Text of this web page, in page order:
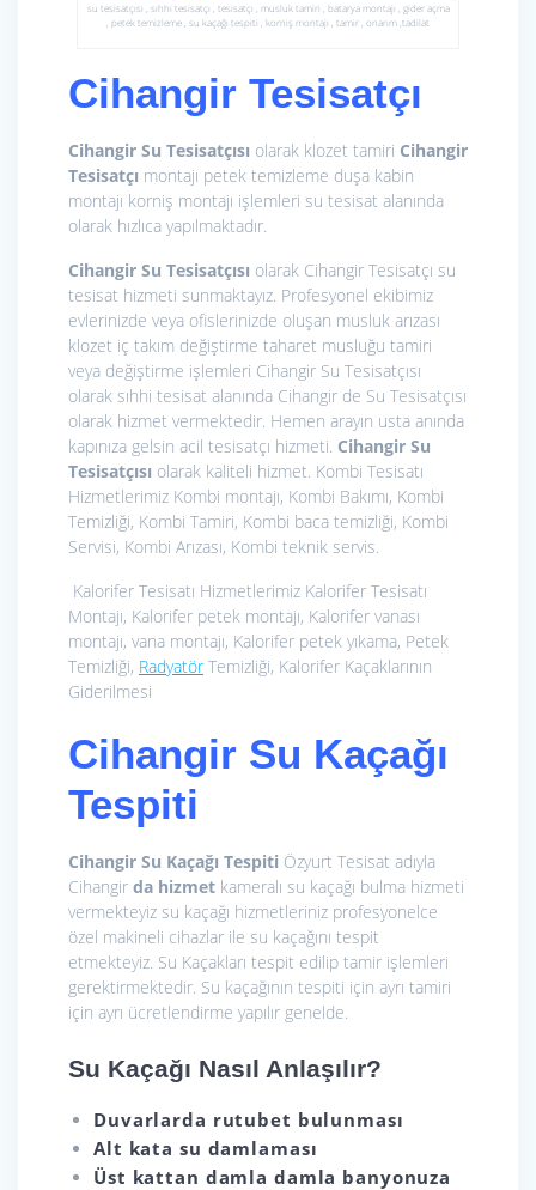
su tesisatçısı , sıhhi tesisatçı , tesisatçı , musluk tamiri , batarya montajı , gider açma
, petek temizleme , su kaçağı tespiti , korniş montajı , tamir , onarım ,tadilat
Cihangir Tesisatçı
Cihangir Su Tesisatçısı olarak klozet tamiri Cihangir
Tesisatçı montajı petek temizleme duşa kabin
montajı korniş montajı işlemleri su tesisat alanında
olarak hızlıca yapılmaktadır.
Cihangir Su Tesisatçısı olarak Cihangir Tesisatçı su
tesisat hizmeti sunmaktayız. Profesyonel ekibimiz
evlerinizde veya ofislerinizde oluşan musluk arızası
klozet iç takım değiştirme taharet musluğu tamiri
veya değiştirme işlemleri Cihangir Su Tesisatçısı
olarak sıhhi tesisat alanında Cihangir de Su Tesisatçısı
olarak hizmet vermektedir. Hemen arayın usta anında
kapınıza gelsin acil tesisatçı hizmeti. Cihangir Su
Tesisatçısı olarak kaliteli hizmet. Kombi Tesisatı
Hizmetlerimiz Kombi montajı, Kombi Bakımı, Kombi
Temizliği, Kombi Tamiri, Kombi baca temizliği, Kombi
Servisi, Kombi Arızası, Kombi teknik servis.
Kalorifer Tesisatı Hizmetlerimiz Kalorifer Tesisatı
Montajı, Kalorifer petek montajı, Kalorifer vanası
montajı, vana montajı, Kalorifer petek yıkama, Petek
Temizliği, Radyatör Temizliği, Kalorifer Kaçaklarının
Giderilmesi
Cihangir Su Kaçağı
Tespiti
Cihangir Su Kaçağı Tespiti Özyurt Tesisat adıyla
Cihangir da hizmet kameralı su kaçağı bulma hizmeti
vermekteyiz su kaçağı hizmetleriniz profesyonelce
özel makineli cihazlar ile su kaçağını tespit
etmekteyiz. Su Kaçakları tespit edilip tamir işlemleri
gerektirmektedir. Su kaçağının tespiti için ayrı tamiri
için ayrı ücretlendirme yapılır genelde.
Su Kaçağı Nasıl Anlaşılır?
Duvarlarda rutubet bulunması
Alt kata su damlaması
Üst kattan damla damla banyonuza